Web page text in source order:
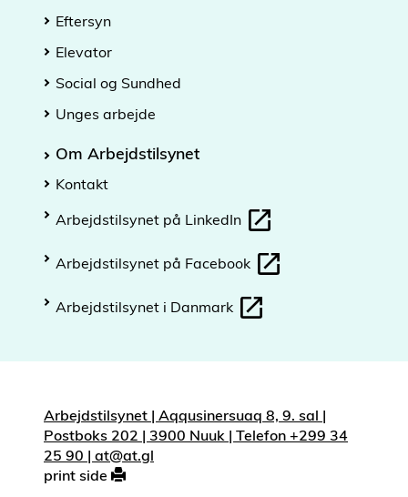
Eftersyn
Elevator
Social og Sundhed
Unges arbejde
Om Arbejdstilsynet
Kontakt
Arbejdstilsynet på LinkedIn
Arbejdstilsynet på Facebook
Arbejdstilsynet i Danmark
Arbejdstilsynet | Aqqusinersuaq 8, 9. sal |
Postboks 202 | 3900 Nuuk | Telefon +299 34
25 90 | at@at.gl
print side